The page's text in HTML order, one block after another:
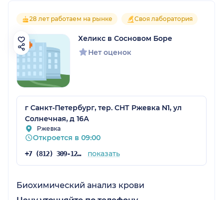
28 лет работаем на рынке Своя лаборатория
Хеликс в Сосновом Боре
Нет оценок
г Санкт-Петербург, тер. СНТ Ржевка N1, ул
Солнечная, д 16А
Ржевка
Откроется в 09:00
+7 (812) 309-12-21 показать
Биохимический анализ крови